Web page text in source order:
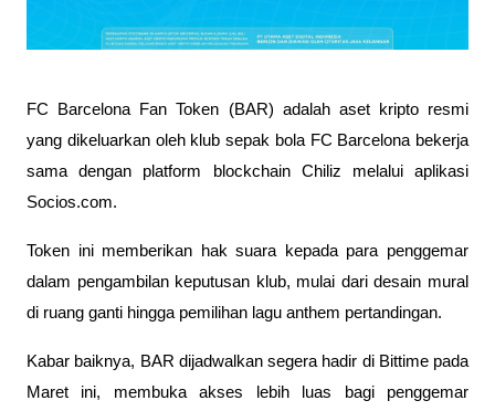
FC Barcelona Fan Token (BAR) adalah aset kripto resmi
yang dikeluarkan oleh klub sepak bola FC Barcelona bekerja
sama dengan platform blockchain Chiliz melalui aplikasi
Socios.com.
Token ini memberikan hak suara kepada para penggemar
dalam pengambilan keputusan klub, mulai dari desain mural
di ruang ganti hingga pemilihan lagu anthem pertandingan.
Kabar baiknya, BAR dijadwalkan segera hadir di Bittime pada
Maret ini, membuka akses lebih luas bagi penggemar